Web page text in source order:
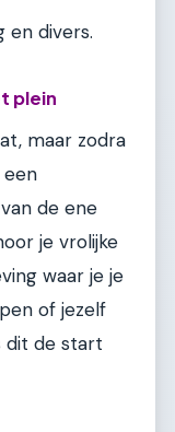
en divers.
plein
maar zodra
de ene
je vrolijke
waar je je
of jezelf
dit de start